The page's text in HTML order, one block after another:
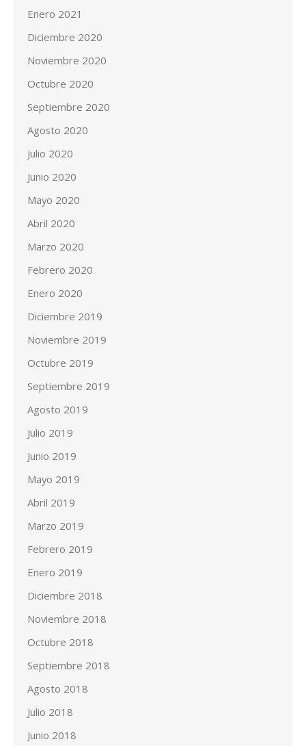
Enero 2021
Diciembre 2020
Noviembre 2020
Octubre 2020
Septiembre 2020
Agosto 2020
Julio 2020
Junio 2020
Mayo 2020
Abril 2020
Marzo 2020
Febrero 2020
Enero 2020
Diciembre 2019
Noviembre 2019
Octubre 2019
Septiembre 2019
Agosto 2019
Julio 2019
Junio 2019
Mayo 2019
Abril 2019
Marzo 2019
Febrero 2019
Enero 2019
Diciembre 2018
Noviembre 2018
Octubre 2018
Septiembre 2018
Agosto 2018
Julio 2018
Junio 2018